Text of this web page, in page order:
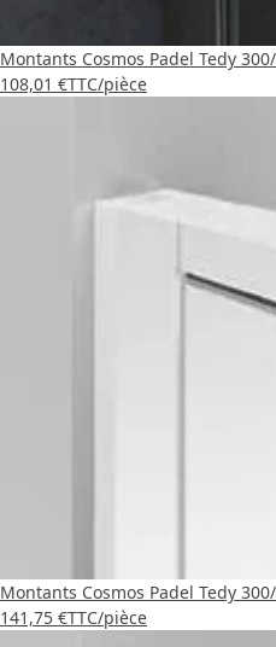
Montants Cosmos Padel Tedy
108,01 €TTC/pièce
Montants Cosmos Padel Tedy
141,75 €TTC/pièce